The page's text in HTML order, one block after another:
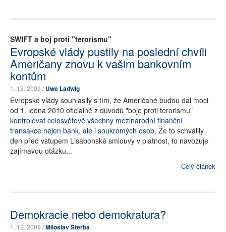
SWIFT a boj proti "terorismu"
Evropské vlády pustily na poslední chvíli
Američany znovu k vašim bankovním
kontům
1. 12. 2009 /Uwe Ladwig
Evropské vlády souhlasily s tím, že Američané budou dál moci
od 1. ledna 2010 oficiálně z důvodů "boje proti terorismu"
kontrolovat celosvětově všechny mezinárodní finanční
transakce nejen bank, ale i soukromých osob. Že to schválily
den před vstupem Lisabonské smlouvy v platnost, to navozuje
zajímavou otázku...
Celý článek
Demokracie nebo demokratura?
1. 12. 2009 /Miloslav Štěrba